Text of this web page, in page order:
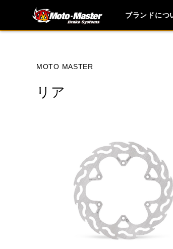
ブランドにつ
MOTO MASTER
リア